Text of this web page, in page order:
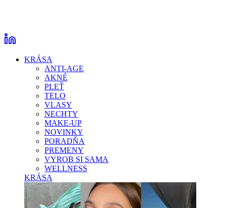
KRÁSA
ANTI-AGE
AKNÉ
PLEŤ
TELO
VLASY
NECHTY
MAKE-UP
NOVINKY
PORADŇA
PREMENY
VYROB SI SAMA
WELLNESS
KRÁSA